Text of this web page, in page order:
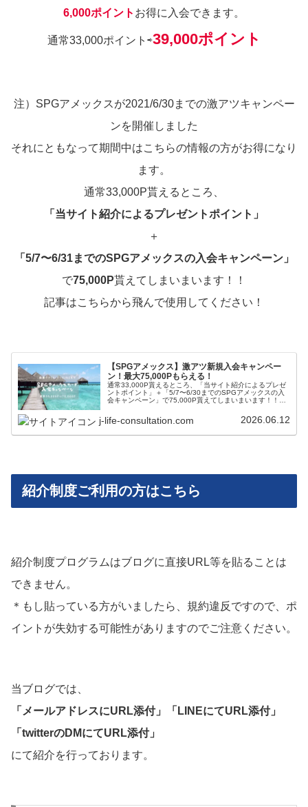
6,000ポイント お得に入会できます。
通常33,000ポイント⇨39,000ポイント
注）SPGアメックスが2021/6/30までの激アツキャンペー
ンを開催しました
それにともなって期間中はこちらの情報の方がお得になり
ます。
通常33,000P貰えるところ、
「当サイト紹介によるプレゼントポイント」
＋
「5/7〜6/31までのSPGアメックスの入会キャンペーン」
で75,000P貰えてしまいまいます！！
記事はこちらから飛んで使用してください！
【SPGアメックス】激アツ新規入会キャンペー
ン！最大75,000Pもらえる！
通常33,000P貰えるところ、「当サイト紹介によるプレゼ
ントポイント」＋「5/7〜6/30までのSPGアメックスの入
会キャンペーン」で75,000P貰えてしまいまいます！！こ
j-life-consultation.com 2026.06.12
紹介制度ご利用の方はこちら
紹介制度プログラムはブログに直接URL等を貼ることは
できません。
＊もし貼っている方がいましたら、規約違反ですので、ポ
イントが失効する可能性がありますのでご注意ください。
当ブログでは、
「メールアドレスにURL添付」「LINEにてURL添付」
「twitterのDMにてURL添付」
にて紹介を行っております。